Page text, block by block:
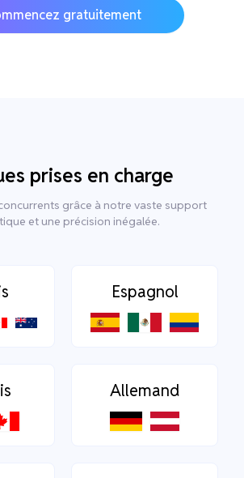
gratuitement
prises en charge
grâce à notre vaste support
et une précision inégalée.
Espagnol
Allemand